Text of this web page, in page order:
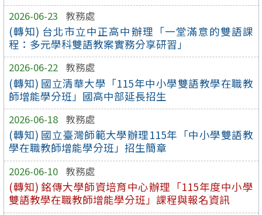
2026-06-23 教務處
(轉知) 台北市立中正高中辦理「一堂滿意的雙語課
程：多元學科雙語教案實務分享研習」
2026-06-22 教務處
(轉知) 國立清華大學「115年中小學雙語教學在職教
師增能學分班」國高中部延長招生
2026-06-18 教務處
(轉知) 國立臺灣師範大學辦理115年「中小學雙語教
學在職教師增能學分班」招生簡章
2026-06-10 教務處
(轉知) 銘傳大學師資培育中心辦理「115年度中小學
雙語教學在職教師增能學分班」課程與報名資訊